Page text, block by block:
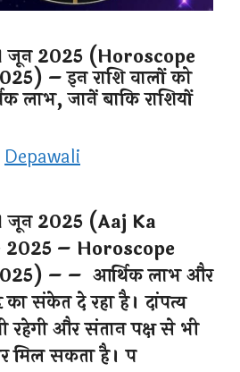
जून 2025 (Horoscope
– इन राशि वालों को
लाभ, जानें बाकि राशियों
Depawali
जून 2025 (Aaj Ka
2025 – Horoscope
– – आर्थिक लाभ और
का संकेत दे रहा है। दांपत्य
रहेगी और संतान पक्ष से भी
मिल सकता है। प